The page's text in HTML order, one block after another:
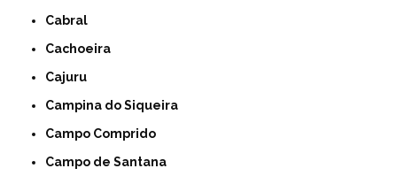
Cabral
Cachoeira
Cajuru
Campina do Siqueira
Campo Comprido
Campo de Santana